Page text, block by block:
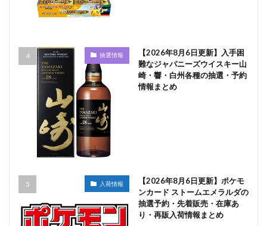
抽選情報
【2026年8月6日更新】入手困
難なジャパニーズウイスキー山
崎・響・白州各種の抽選・予約
情報まとめ
入荷情報
【2026年8月6日更新】ポケモ
ンカード ストームエメラルダの
抽選予約・先着販売・在庫あ
り・再販入荷情報まとめ